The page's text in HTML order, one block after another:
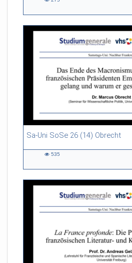
Sa-Uni SoSe 26 (14) Obrecht
46:53 duration
535